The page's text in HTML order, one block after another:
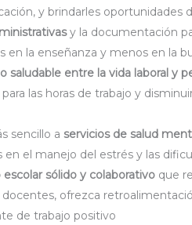
y brindarles oportunidades
y la documentación
en la enseñanza y menos en la
saludable entre la vida laboral y
las horas de trabajo y
sencillo aservicios de salud
en el manejo del estrés y las
escolar sólido y colaborativo que
ofrezca
de trabajo positivo